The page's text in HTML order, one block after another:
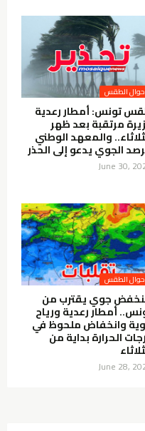
الطقس
تونس: أمطار رعدية
مرتقبة بعد ظهر
والمعهد الوطني
الجوي يدعو إلى الحذر
June 30,
الطقس
جوي يقترب من
أمطار رعدية ورياح
وانخفاض ملحوظ في
الحرارة بداية من
June 28,